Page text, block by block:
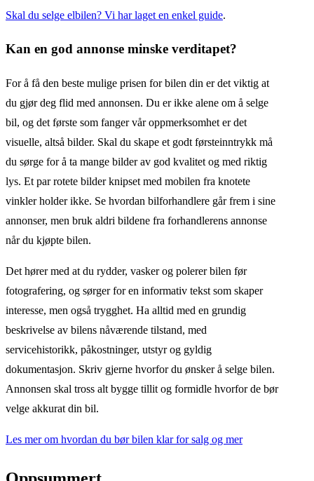
Skal du selge elbilen? Vi har laget en enkel guide.
Kan en god annonse minske verditapet?
For å få den beste mulige prisen for bilen din er det viktig at
du gjør deg flid med annonsen. Du er ikke alene om å selge
bil, og det første som fanger vår oppmerksomhet er det
visuelle, altså bilder. Skal du skape et godt førsteinntrykk må
du sørge for å ta mange bilder av god kvalitet og med riktig
lys. Et par rotete bilder knipset med mobilen fra knotete
vinkler holder ikke. Se hvordan bilforhandlere går frem i sine
annonser, men bruk aldri bildene fra forhandlerens annonse
når du kjøpte bilen.
Det hører med at du rydder, vasker og polerer bilen før
fotografering, og sørger for en informativ tekst som skaper
interesse, men også trygghet. Ha alltid med en grundig
beskrivelse av bilens nåværende tilstand, med
servicehistorikk, påkostninger, utstyr og gyldig
dokumentasjon. Skriv gjerne hvorfor du ønsker å selge bilen.
Annonsen skal tross alt bygge tillit og formidle hvorfor de bør
velge akkurat din bil.
Les mer om hvordan du bør bilen klar for salg og mer